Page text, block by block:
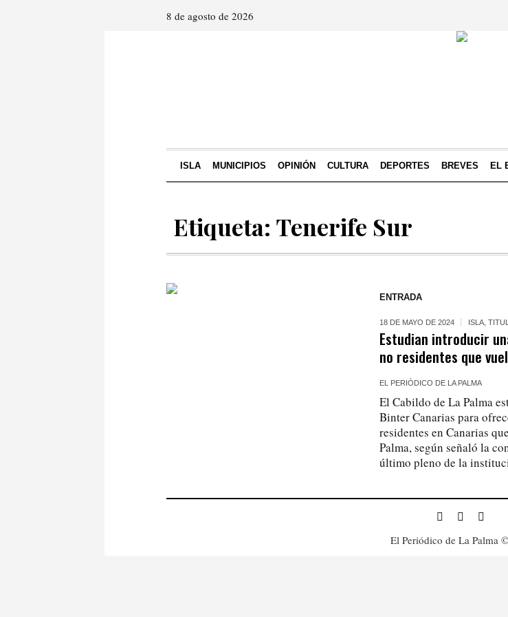
8 de agosto de 2026
ISLA MUNICIPIOS OPINIÓN CULTURA DEPORTES BREVES EL
Etiqueta: Tenerife Sur
ENTRADA
18 DE MAYO DE 2024 ISLA ,
Estudian introducir
no residentes que
EL PERIÓDICO DE LA PALMA
El Cabildo de La Palma
Binter Canarias para
residentes en Canarias
Palma, según señaló la
último pleno de la
El Periódico de La Palma